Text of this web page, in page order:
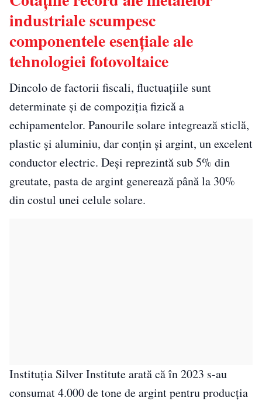
industriale scumpesc
componentele esențiale ale
tehnologiei fotovoltaice
Dincolo de factorii fiscali, fluctuațiile sunt
determinate și de compoziția fizică a
echipamentelor. Panourile solare integrează sticlă,
plastic și aluminiu, dar conțin și argint, un excelent
conductor electric. Deși reprezintă sub 5% din
greutate, pasta de argint generează până la 30%
din costul unei celule solare.
Instituția Silver Institute arată că în 2023 s-au
consumat 4.000 de tone de argint pentru producția